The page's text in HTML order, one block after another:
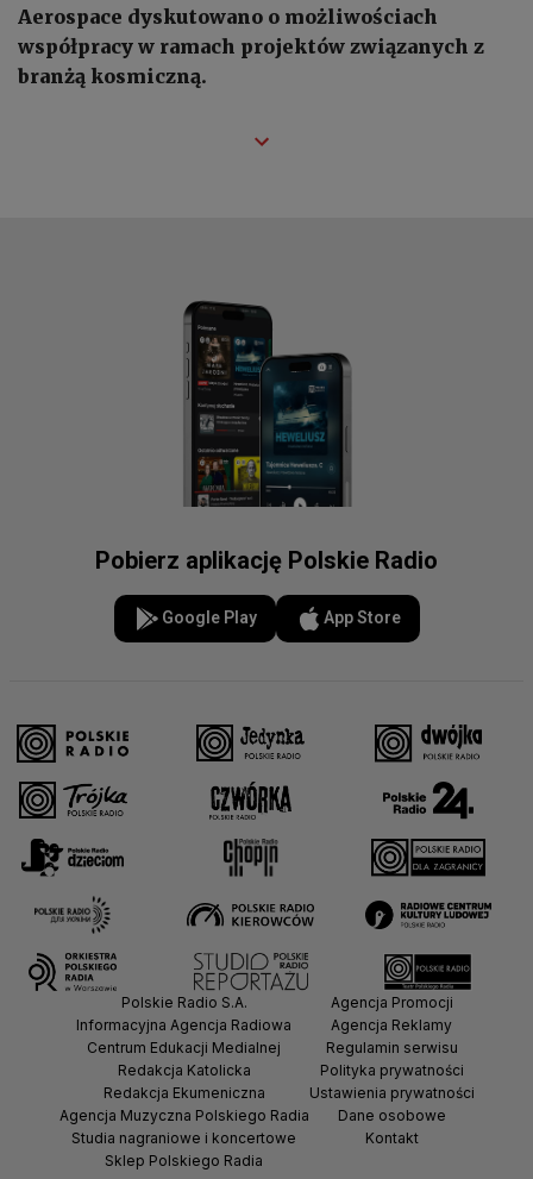
Aerospace dyskutowano o możliwościach
współpracy w ramach projektów związanych z
branżą kosmiczną.
Pobierz aplikację Polskie Radio
Google Play App Store
Polskie Radio S.A.
Informacyjna Agencja Radiowa
Centrum Edukacji Medialnej
Redakcja Katolicka
Redakcja Ekumeniczna
Agencja Muzyczna Polskiego Radia
Studia nagraniowe i koncertowe
Sklep Polskiego Radia
Agencja Promocji
Agencja Reklamy
Regulamin serwisu
Polityka prywatności
Ustawienia prywatności
Dane osobowe
Kontakt